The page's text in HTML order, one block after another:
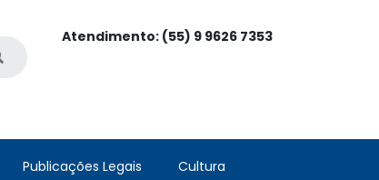
Atendimento: (55) 9 9626 7353
Publicações Legais Cultura